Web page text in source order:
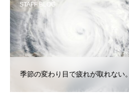
STAFF BLOG
季節の変わり目で疲れが取れない。